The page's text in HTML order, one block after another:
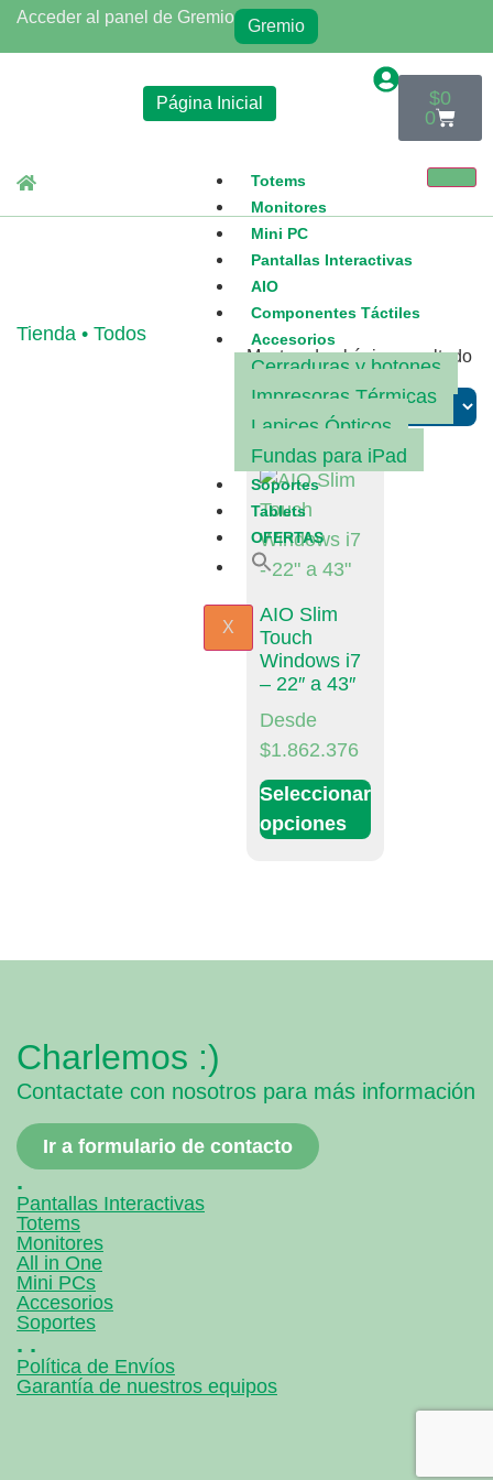
Acceder al panel de Gremio Gremio
Página Inicial $0
0
Totems
Monitores
Mini PC
Pantallas Interactivas
AIO
Componentes Táctiles
Accesorios
Cerraduras y botones
Impresoras Térmicas
Lapices Ópticos
Fundas para iPad
Soportes
Tablets
OFERTAS
Search
X
Tienda • Todos
Mostrando el único resultado
AIO Slim
Touch
Windows i7
– 22″ a 43″
Desde
$1.862.376
Seleccionar
opciones
Charlemos :)
Contactate con nosotros para más información
Ir a formulario de contacto
.
Pantallas Interactivas
Totems
Monitores
All in One
Mini PCs
Accesorios
Soportes
. .
Política de Envíos
Garantía de nuestros equipos